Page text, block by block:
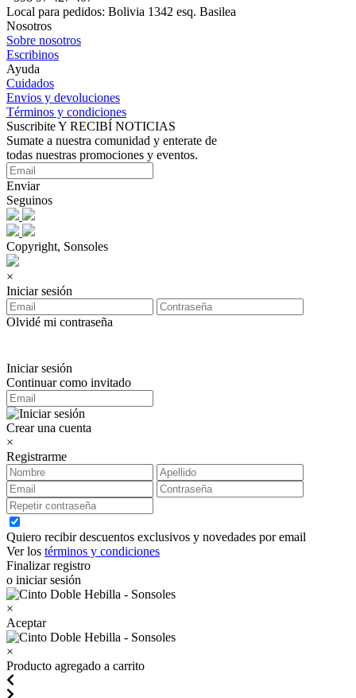
Local para pedidos: Bolivia 1342 esq. Basilea
Nosotros
Sobre nosotros
Escribinos
Ayuda
Cuidados
Envios y devoluciones
Términos y condiciones
Suscribite Y RECIBÍ NOTICIAS
Sumate a nuestra comunidad y enterate de
todas nuestras promociones y eventos.
Enviar
Seguinos
Copyright, Sonsoles
×
Iniciar sesión
Olvidé mi contraseña
Iniciar sesión
Continuar como invitado
Crear una cuenta
×
Registrarme
Quiero recibir descuentos exclusivos y novedades por email
Ver los términos y condiciones
Finalizar registro
o iniciar sesión
×
Aceptar
×
Producto agregado a carrito